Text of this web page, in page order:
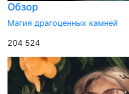
Обзор
Магия драгоценных камней
204 524